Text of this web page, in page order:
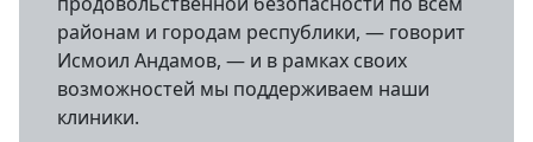
районам и городам республики, — говорит
Исмоил Андамов, — и в рамках своих
возможностей мы поддерживаем наши
клиники.